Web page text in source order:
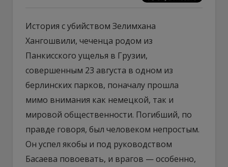
История с убийством Зелимхана
Хангошвили, чеченца родом из
Панкисского ущелья в Грузии,
совершенным 23 августа в одном из
берлинских парков, поначалу прошла
мимо внимания как немецкой, так и
мировой общественности. Погибший, по
правде говоря, был человеком непростым.
Он успел якобы и под руководством
Басаева повоевать, и врагов — особенно,